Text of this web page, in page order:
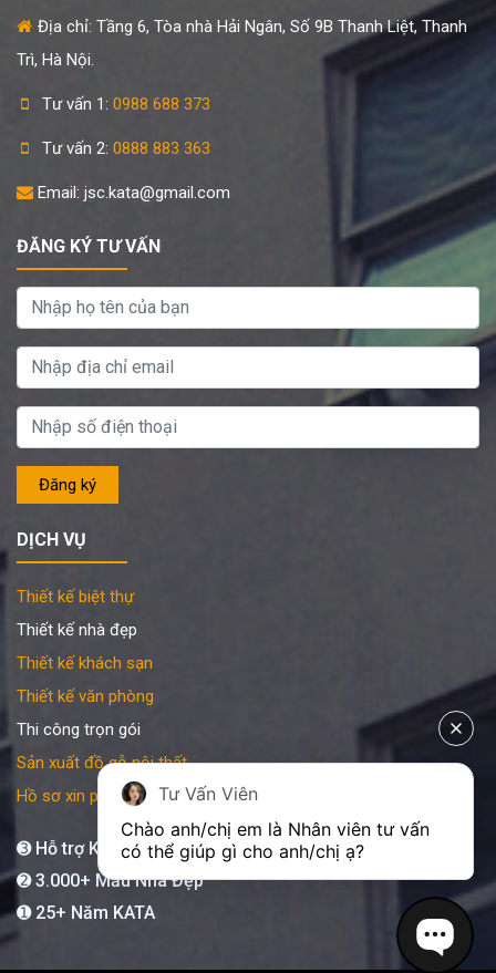
Địa chỉ: Tầng 6, Tòa nhà Hải Ngân, Số 9B Thanh Liệt, Thanh
Trì, Hà Nội.
Tư vấn 1: 0988 688 373
Tư vấn 2: 0888 883 363
Email: jsc.kata@gmail.com
ĐĂNG KÝ TƯ VẤN
DỊCH VỤ
Thiết kế biệt thự
Thiết kế nhà đẹp
Thiết kế khách sạn
Thiết kế văn phòng
Thi công trọn gói
Sản xuất đồ gỗ nội thất
Hồ sơ xin phép xây dựng
➌ Hỗ trợ KATA 24/7
➋ 3.000+ Mẫu Nhà Đẹp
➊ 25+ Năm KATA
Tư Vấn Viên
Chào anh/chị em là Nhân viên tư vấn
có thể giúp gì cho anh/chị ạ?